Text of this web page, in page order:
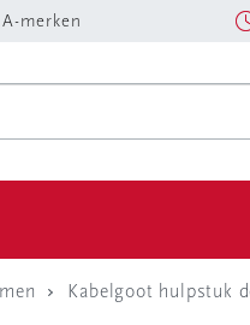
merken
Kabelgoot hulpstuk